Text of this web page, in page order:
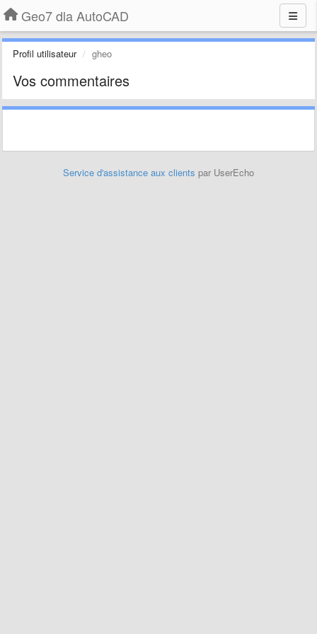
Geo7 dla AutoCAD
Profil utilisateur gheo
Vos commentaires
Service d'assistance aux clients par UserEcho